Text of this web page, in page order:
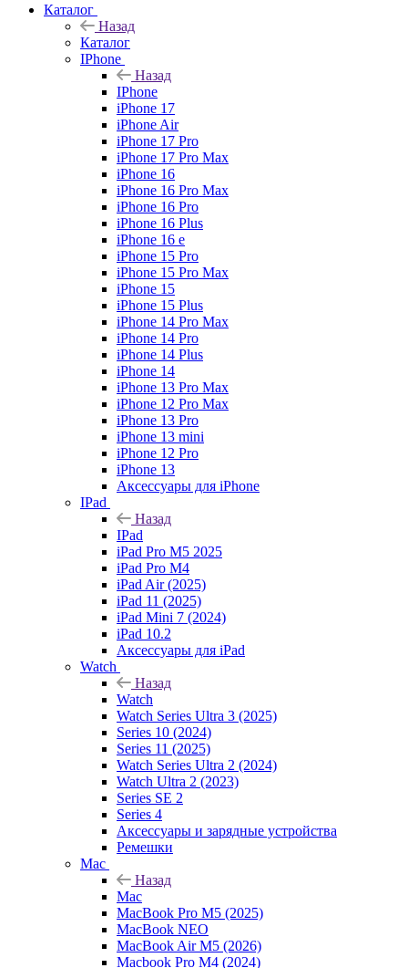
Каталог
Назад
Каталог
IPhone
Назад
IPhone
iPhone 17
iPhone Air
iPhone 17 Pro
iPhone 17 Pro Max
iPhone 16
iPhone 16 Pro Max
iPhone 16 Pro
iPhone 16 Plus
iPhone 16 e
iPhone 15 Pro
iPhone 15 Pro Max
iPhone 15
iPhone 15 Plus
iPhone 14 Pro Max
iPhone 14 Pro
iPhone 14 Plus
iPhone 14
iPhone 13 Pro Max
iPhone 12 Pro Max
iPhone 13 Pro
iPhone 13 mini
iPhone 12 Pro
iPhone 13
Аксессуары для iPhone
IPad
Назад
IPad
iPad Pro M5 2025
iPad Pro M4
iPad Air (2025)
iPad 11 (2025)
iPad Mini 7 (2024)
iPad 10.2
Аксессуары для iPad
Watch
Назад
Watch
Watch Series Ultra 3 (2025)
Series 10 (2024)
Series 11 (2025)
Watch Series Ultra 2 (2024)
Watch Ultra 2 (2023)
Series SE 2
Series 4
Аксессуары и зарядные устройства
Ремешки
Mac
Назад
Mac
MacBook Pro M5 (2025)
MacBook NEO
MacBook Air M5 (2026)
Macbook Pro M4 (2024)